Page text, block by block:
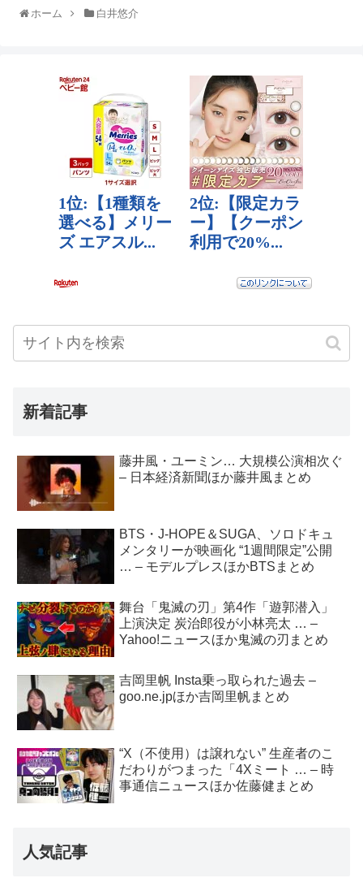
ホーム 白井悠介
新着記事
藤井風・ユーミン… 大規模公演相次ぐ
– 日本経済新聞ほか藤井風まとめ
BTS・J-HOPE＆SUGA、ソロドキュ
メンタリーが映画化 “1週間限定”公開
… – モデルプレスほかBTSまとめ
舞台「鬼滅の刃」第4作「遊郭潜入」
上演決定 炭治郎役が小林亮太 … –
Yahoo!ニュースほか鬼滅の刃まとめ
吉岡里帆 Insta乗っ取られた過去 –
goo.ne.jpほか吉岡里帆まとめ
“X（不使用）は譲れない” 生産者のこ
だわりがつまった「4Xミート … – 時
事通信ニュースほか佐藤健まとめ
人気記事